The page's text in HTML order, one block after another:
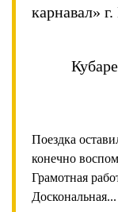
карнавал»
Поездка
конечно
Грамотная
Доскональная...